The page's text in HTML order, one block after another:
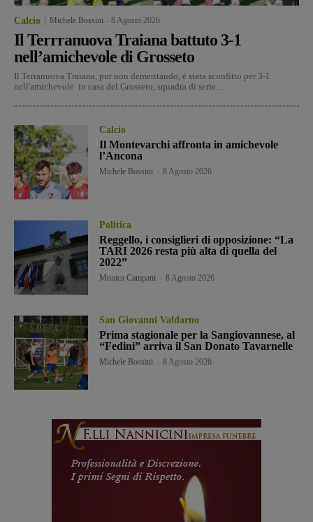
Calcio Michele Bossini 8 Agosto 2026
Il Terrranuova Traiana battuto 3-1
nell’amichevole di Grosseto
Il Terranuova Traiana, pur non demeritando, è stata sconfitto per 3-1
nell'amichevole in casa del Grosseto, squadra di serie...
Calcio
Il Montevarchi affronta in amichevole
l’Ancona
Michele Bossini 8 Agosto 2026
Politica
Reggello, i consiglieri di opposizione: “La
TARI 2026 resta più alta di quella del
2022”
Monica Campani 8 Agosto 2026
San Giovanni Valdarno
Prima stagionale per la Sangiovannese, al
“Fedini” arriva il San Donato Tavarnelle
Michele Bossini 8 Agosto 2026